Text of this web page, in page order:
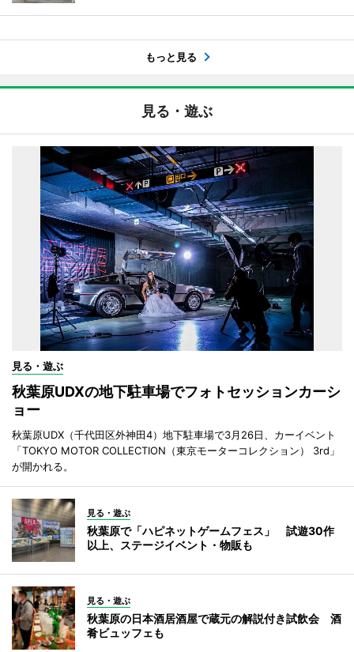
もっと見る
見る・遊ぶ
見る・遊ぶ
秋葉原UDXの地下駐車場でフォトセッションカーシ
ョー
秋葉原UDX（千代田区外神田4）地下駐車場で3月26日、カーイベント
「TOKYO MOTOR COLLECTION（東京モーターコレクション） 3rd」
が開かれる。
見る・遊ぶ
秋葉原で「ハピネットゲームフェス」 試遊30作
以上、ステージイベント・物販も
見る・遊ぶ
秋葉原の日本酒居酒屋で蔵元の解説付き試飲会 酒
肴ビュッフェも